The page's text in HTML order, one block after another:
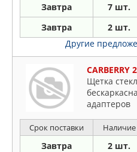
Завтра 7 шт.
Завтра 2 шт.
Другие
CARBERRY
Щетка
адаптеров
Срок поставки Наличие
Завтра 2 шт.